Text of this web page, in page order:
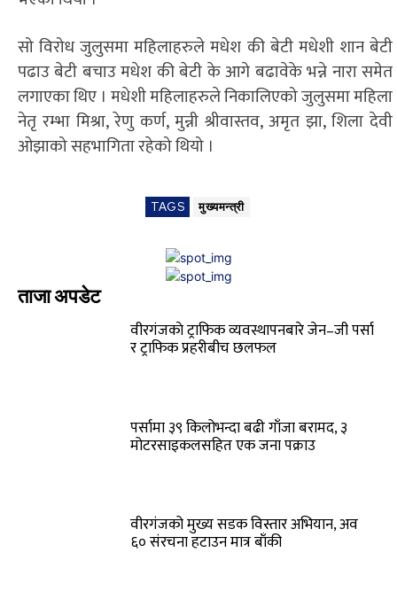
सो विरोध जुलुसमा महिलाहरुले मधेश की बेटी मधेशी शान बेटी
पढाउ बेटी बचाउ मधेश की बेटी के आगे बढावेके भन्ने नारा समेत
लगाएका थिए । मधेशी महिलाहरुले निकालिएको जुलुसमा महिला
नेतृ रम्भा मिश्रा, रेणु कर्ण, मुन्नी श्रीवास्तव, अमृत झा, शिला देवी
ओझाको सहभागिता रहेको थियो ।
TAGS मुख्यमन्त्री
ताजा अपडेट
वीरगंजकाे ट्राफिक व्यवस्थापनबारे जेन–जी पर्सा
र ट्राफिक प्रहरीबीच छलफल
पर्सामा ३९ किलोभन्दा बढी गाँजा बरामद, ३
मोटरसाइकलसहित एक जना पक्राउ
वीरगंजको मुख्य सडक विस्तार अभियान, अव
६० संरचना हटाउन मात्र बाँकी